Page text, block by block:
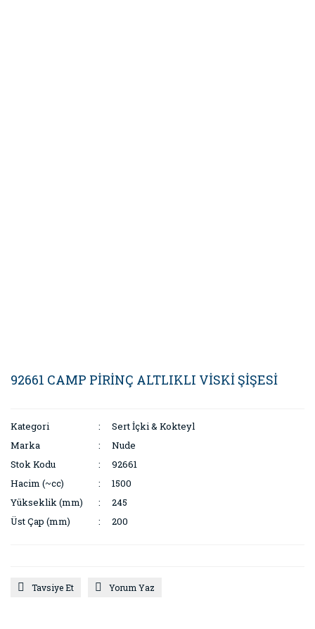
92661 CAMP PİRİNÇ ALTLIKLI VİSKİ ŞİŞESİ
Kategori
Sert İçki & Kokteyl
Marka
Nude
Stok Kodu
92661
Hacim (~cc)
1500
Yükseklik (mm)
245
Üst Çap (mm)
200
Tavsiye Et Yorum Yaz